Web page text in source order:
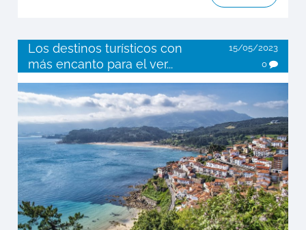
Los destinos turísticos con
más encanto para el ver...
15/05/2023
0